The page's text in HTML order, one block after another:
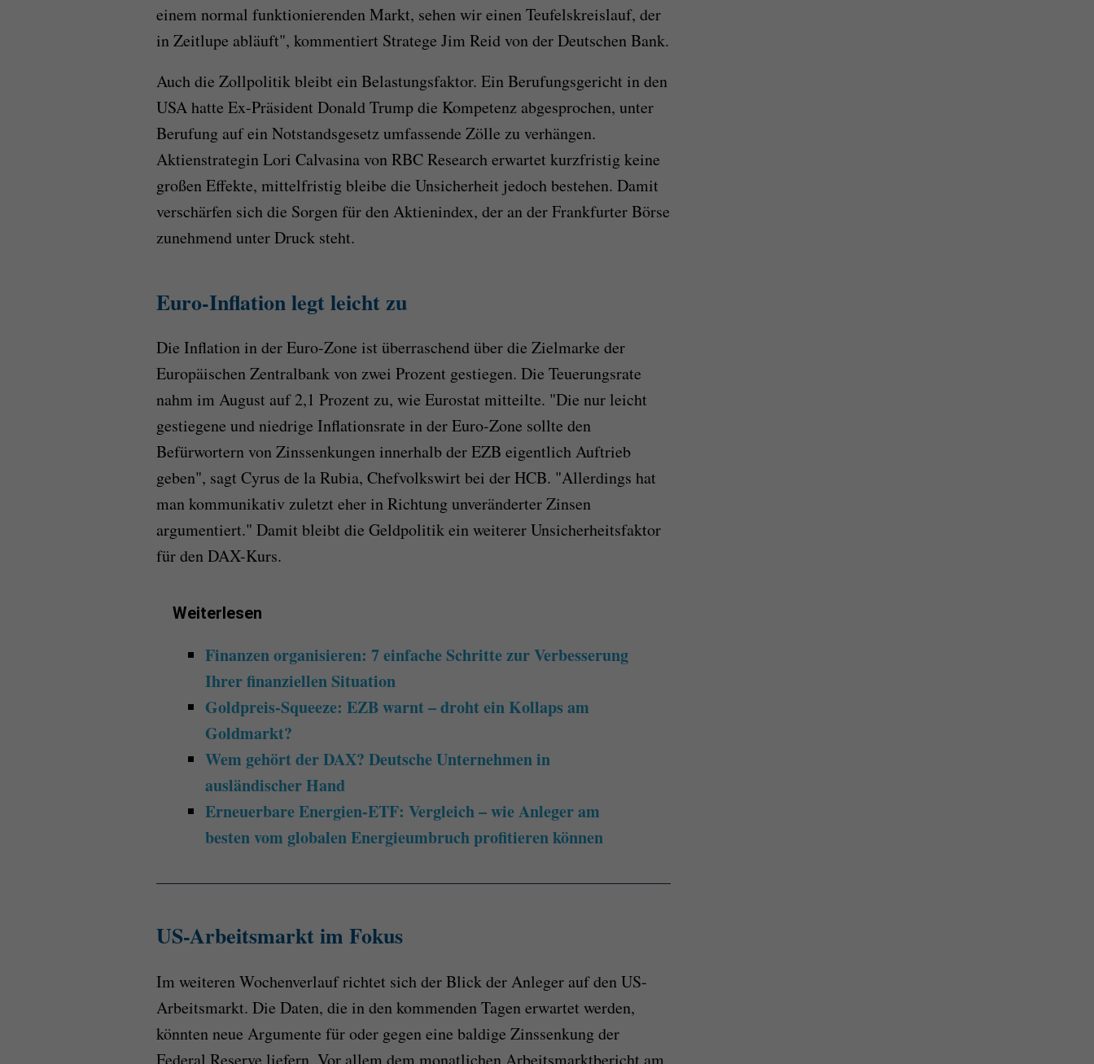
einem normal funktionierenden Markt, sehen wir einen Teufelskreislauf, der
in Zeitlupe abläuft", kommentiert Stratege Jim Reid von der Deutschen Bank.
Auch die Zollpolitik bleibt ein Belastungsfaktor. Ein Berufungsgericht in den
USA hatte Ex-Präsident Donald Trump die Kompetenz abgesprochen, unter
Berufung auf ein Notstandsgesetz umfassende Zölle zu verhängen.
Aktienstrategin Lori Calvasina von RBC Research erwartet kurzfristig keine
großen Effekte, mittelfristig bleibe die Unsicherheit jedoch bestehen. Damit
verschärfen sich die Sorgen für den Aktienindex, der an der Frankfurter Börse
zunehmend unter Druck steht.
Euro-Inflation legt leicht zu
Die Inflation in der Euro-Zone ist überraschend über die Zielmarke der
Europäischen Zentralbank von zwei Prozent gestiegen. Die Teuerungsrate
nahm im August auf 2,1 Prozent zu, wie Eurostat mitteilte. "Die nur leicht
gestiegene und niedrige Inflationsrate in der Euro-Zone sollte den
Befürwortern von Zinssenkungen innerhalb der EZB eigentlich Auftrieb
geben", sagt Cyrus de la Rubia, Chefvolkswirt bei der HCB. "Allerdings hat
man kommunikativ zuletzt eher in Richtung unveränderter Zinsen
argumentiert." Damit bleibt die Geldpolitik ein weiterer Unsicherheitsfaktor
für den DAX-Kurs.
Weiterlesen
Finanzen organisieren: 7 einfache Schritte zur Verbesserung
Ihrer finanziellen Situation
Goldpreis-Squeeze: EZB warnt – droht ein Kollaps am
Goldmarkt?
Wem gehört der DAX? Deutsche Unternehmen in
ausländischer Hand
Erneuerbare Energien-ETF: Vergleich – wie Anleger am
besten vom globalen Energieumbruch profitieren können
US-Arbeitsmarkt im Fokus
Im weiteren Wochenverlauf richtet sich der Blick der Anleger auf den US-
Arbeitsmarkt. Die Daten, die in den kommenden Tagen erwartet werden,
könnten neue Argumente für oder gegen eine baldige Zinssenkung der
Federal Reserve liefern. Vor allem dem monatlichen Arbeitsmarktbericht am